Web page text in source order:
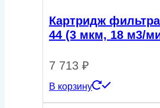
Картридж
44 (3 мкм, 18 м3/
7 713 ₽
В корзину